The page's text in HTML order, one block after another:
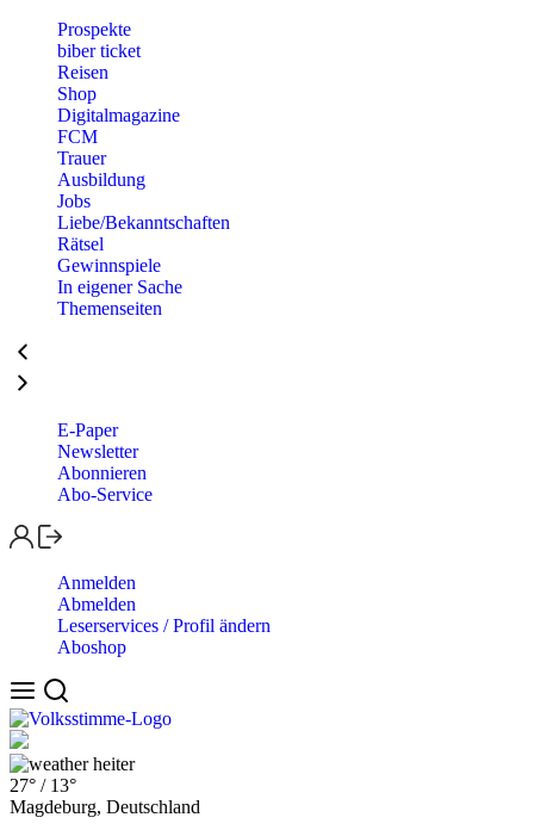
Prospekte
biber ticket
Reisen
Shop
Digitalmagazine
FCM
Trauer
Ausbildung
Jobs
Liebe/Bekanntschaften
Rätsel
Gewinnspiele
In eigener Sache
Themenseiten
E-Paper
Newsletter
Abonnieren
Abo-Service
Anmelden
Abmelden
Leserservices / Profil ändern
Aboshop
heiter
27° / 13°
Magdeburg, Deutschland